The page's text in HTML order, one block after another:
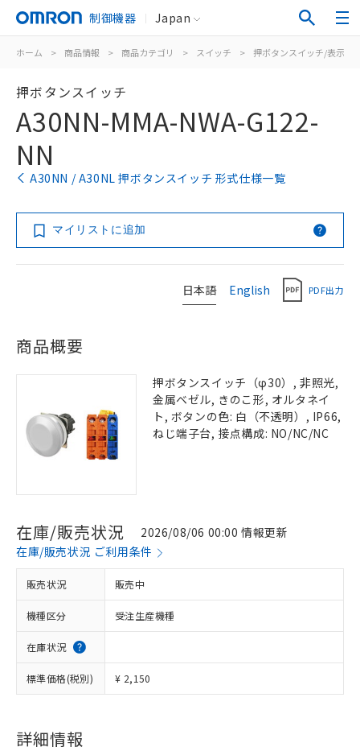
制御機器 Japan
ホーム > 商品情報 > 商品カテゴリ > スイッチ > 押ボタンスイッチ/表示灯
押ボタンスイッチ
A30NN-MMA-NWA-G122-
NN
A30NN / A30NL 押ボタンスイッチ 形式仕様一覧
マイリストに追加
日本語 English PDF出力
商品概要
押ボタンスイッチ（φ30）, 非照光,
金属ベゼル, きのこ形, オルタネイ
ト, ボタンの色: 白（不透明）, IP66,
ねじ端子台, 接点構成: NO/NC/NC
在庫/販売状況
2026/08/06 00:00 情報更新
在庫/販売状況 ご利用条件
販売状況 販売中
機種区分 受注生産機種
在庫状況
標準価格(税別) ¥ 2,150
詳細情報